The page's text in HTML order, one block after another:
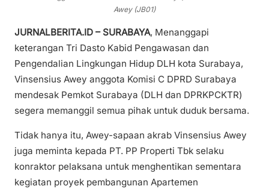
Awey (JB01)
JURNALBERITA.ID – SURABAYA, Menanggapi
keterangan Tri Dasto Kabid Pengawasan dan
Pengendalian Lingkungan Hidup DLH kota Surabaya,
Vinsensius Awey anggota Komisi C DPRD Surabaya
mendesak Pemkot Surabaya (DLH dan DPRKPCKTR)
segera memanggil semua pihak untuk duduk bersama.
Tidak hanya itu, Awey-sapaan akrab Vinsensius Awey
juga meminta kepada PT. PP Properti Tbk selaku
konraktor pelaksana untuk menghentikan sementara
kegiatan proyek pembangunan Apartemen